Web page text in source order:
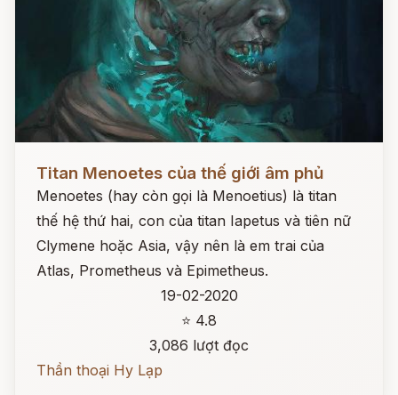
Titan Menoetes của thế giới âm phủ
Menoetes (hay còn gọi là Menoetius) là titan
thế hệ thứ hai, con của titan Iapetus và tiên nữ
Clymene hoặc Asia, vậy nên là em trai của
Atlas, Prometheus và Epimetheus.
19-02-2020
⭐ 4.8
3,086 lượt đọc
Thần thoại Hy Lạp